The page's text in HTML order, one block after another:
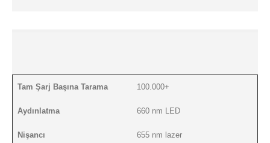
Tam Şarj Başına Tarama 100.000+
Aydınlatma 660 nm LED
Nişancı 655 nm lazer